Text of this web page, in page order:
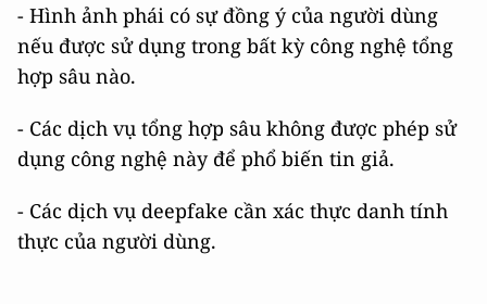
- Hình ảnh phái có sự đồng ý của người dùng
nếu được sử dụng trong bất kỳ công nghệ tổng
hợp sâu nào.
- Các dịch vụ tổng hợp sâu không được phép sử
dụng công nghệ này để phổ biến tin giả.
- Các dịch vụ deepfake cần xác thực danh tính
thực của người dùng.